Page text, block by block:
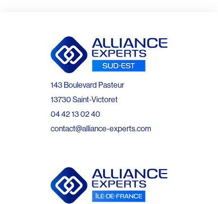
143 Boulevard Pasteur
13730 Saint-Victoret
04 42 13 02 40
contact@alliance-experts.com